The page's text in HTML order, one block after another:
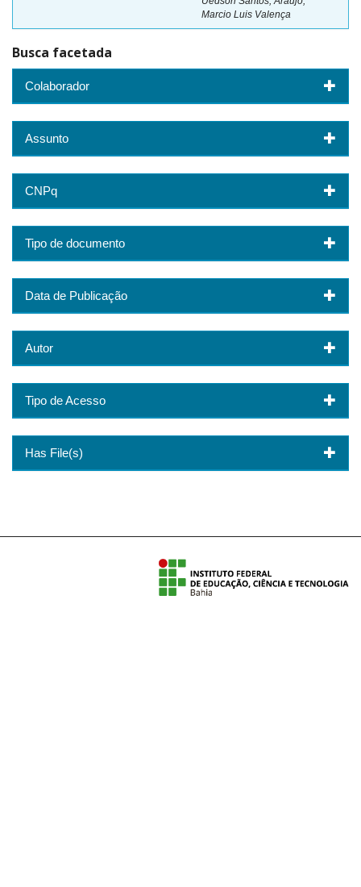
Marcio Luis Valença
Busca facetada
Colaborador
Assunto
CNPq
Tipo de documento
Data de Publicação
Autor
Tipo de Acesso
Has File(s)